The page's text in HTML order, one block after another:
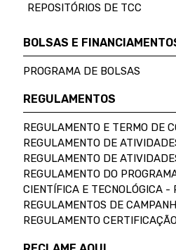
REPOSITÓRIOS DE TCC
BOLSAS E
PROGRAMA DE BOLSAS
REGULAMENTOS
REGULAMENTO E TERMO DE
REGULAMENTO DE
REGULAMENTO DE
REGULAMENTO DO
CIENTÍFICA E TECNOLÓGICA -
REGULAMENTOS DE
REGULAMENTO